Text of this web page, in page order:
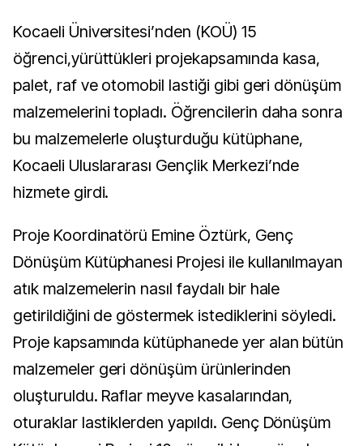
Kocaeli Üniversitesi’nden (KOÜ) 15
öğrenci,yürüttükleri projekapsamında kasa,
palet, raf ve otomobil lastiği gibi geri dönüşüm
malzemelerini topladı. Öğrencilerin daha sonra
bu malzemelerle oluşturduğu kütüphane,
Kocaeli Uluslararası Gençlik Merkezi’nde
hizmete girdi.
Proje Koordinatörü Emine Öztürk, Genç
Dönüşüm Kütüphanesi Projesi ile kullanılmayan
atık malzemelerin nasıl faydalı bir hale
getirildiğini de göstermek istediklerini söyledi.
Proje kapsamında kütüphanede yer alan bütün
malzemeler geri dönüşüm ürünlerinden
oluşturuldu. Raflar meyve kasalarından,
oturaklar lastiklerden yapıldı. Genç Dönüşüm